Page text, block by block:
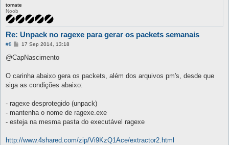
tomate
Noob
Re: Unpack no ragexe para gerar os packets semanais
#8
P
s
t
17 Sep 2014, 13:18
@CapNascimento
O carinha abaixo gera os packets, além dos arquivos pm's, desde que
siga as condições abaixo:
- ragexe desprotegido (unpack)
- mantenha o nome de ragexe.exe
- esteja na mesma pasta do executável ragexe
http://www.4shared.com/zip/Vi9KzQ1Ace/extractor2.html